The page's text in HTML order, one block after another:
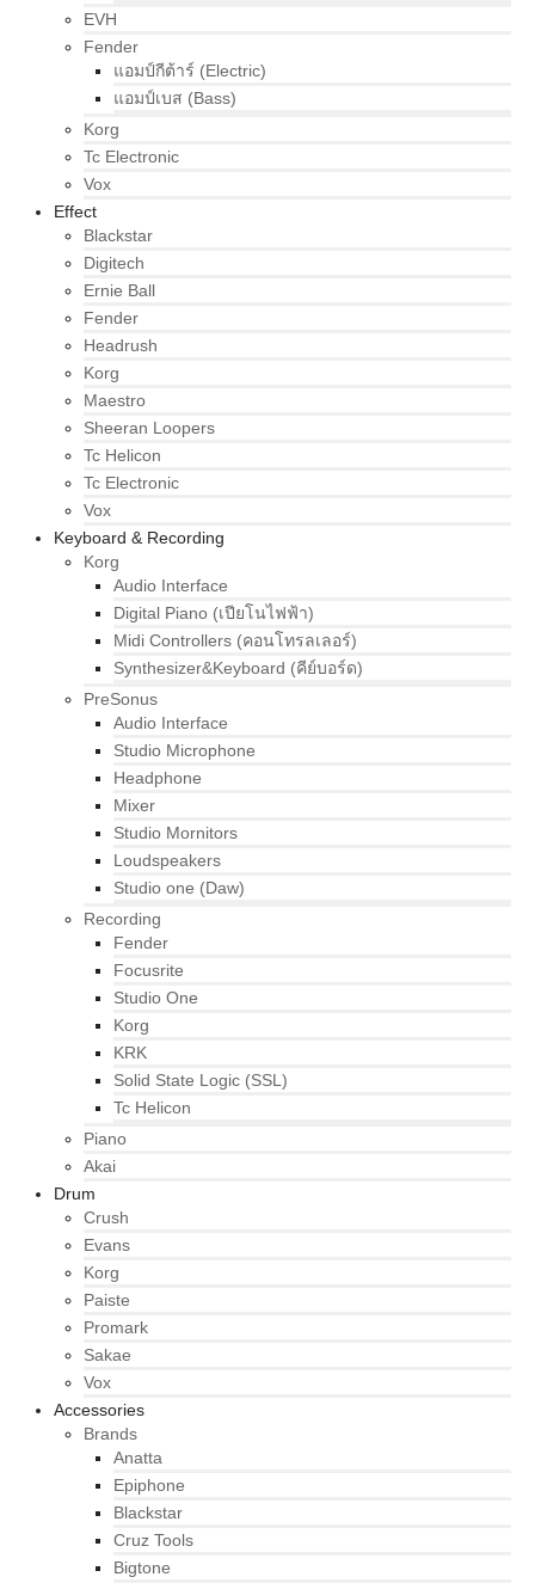
EVH
Fender
แอมป์กีต้าร์ (Electric)
แอมป์เบส (Bass)
Korg
Tc Electronic
Vox
Effect
Blackstar
Digitech
Ernie Ball
Fender
Headrush
Korg
Maestro
Sheeran Loopers
Tc Helicon
Tc Electronic
Vox
Keyboard & Recording
Korg
Audio Interface
Digital Piano (เปียโนไฟฟ้า)
Midi Controllers (คอนโทรลเลอร์)
Synthesizer&Keyboard (คีย์บอร์ด)
PreSonus
Audio Interface
Studio Microphone
Headphone
Mixer
Studio Mornitors
Loudspeakers
Studio one (Daw)
Recording
Fender
Focusrite
Studio One
Korg
KRK
Solid State Logic (SSL)
Tc Helicon
Piano
Akai
Drum
Crush
Evans
Korg
Paiste
Promark
Sakae
Vox
Accessories
Brands
Anatta
Epiphone
Blackstar
Cruz Tools
Bigtone